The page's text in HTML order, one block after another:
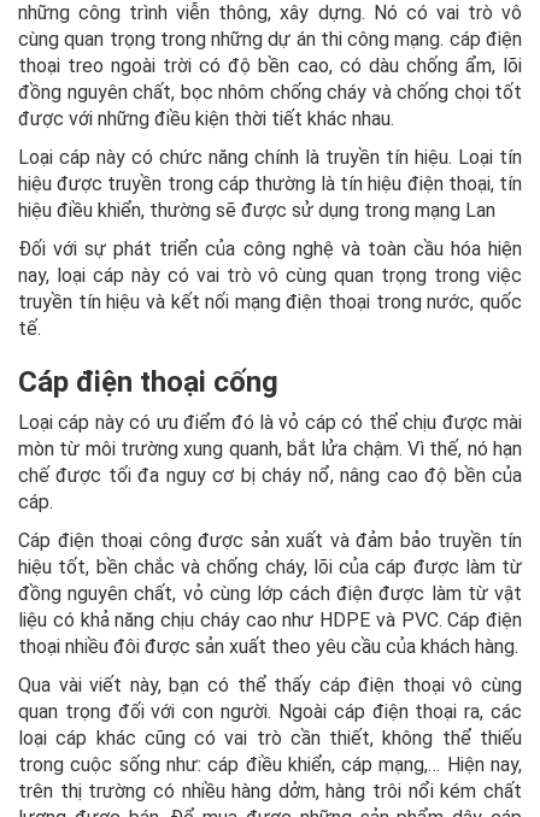
những công trình viễn thông, xây dựng. Nó có vai trò vô
cùng quan trọng trong những dự án thi công mạng. cáp điện
thoại treo ngoài trời có độ bền cao, có dàu chống ẩm, lõi
đồng nguyên chất, bọc nhôm chống cháy và chống chọi tốt
được với những điều kiện thời tiết khác nhau.
Loại cáp này có chức năng chính là truyền tín hiệu. Loại tín
hiệu được truyền trong cáp thường là tín hiệu điện thoại, tín
hiệu điều khiển, thường sẽ được sử dụng trong mạng Lan
Đối với sự phát triển của công nghệ và toàn cầu hóa hiện
nay, loại cáp này có vai trò vô cùng quan trọng trong việc
truyền tín hiệu và kết nối mạng điện thoại trong nước, quốc
tế.
Cáp điện thoại cống
Loại cáp này có ưu điểm đó là vỏ cáp có thể chịu được mài
mòn từ môi trường xung quanh, bắt lửa chậm. Vì thế, nó hạn
chế được tối đa nguy cơ bị cháy nổ, nâng cao độ bền của
cáp.
Cáp điện thoại công được sản xuất và đảm bảo truyền tín
hiệu tốt, bền chắc và chống cháy, lõi của cáp được làm từ
đồng nguyên chất, vỏ cùng lớp cách điện được làm từ vật
liệu có khả năng chịu cháy cao như HDPE và PVC. Cáp điện
thoại nhiều đôi được sản xuất theo yêu cầu của khách hàng.
Qua vài viết này, bạn có thể thấy cáp điện thoại vô cùng
quan trọng đối với con người. Ngoài cáp điện thoại ra, các
loại cáp khác cũng có vai trò cần thiết, không thể thiếu
trong cuộc sống như: cáp điều khiển, cáp mạng,… Hiện nay,
trên thị trường có nhiều hàng dởm, hàng trôi nổi kém chất